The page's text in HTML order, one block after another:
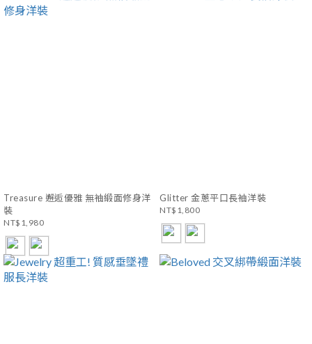
Treasure 邂逅優雅 無袖緞面修身洋
裝
NT$1,980
Glitter 金蔥平口長袖洋裝
NT$1,800